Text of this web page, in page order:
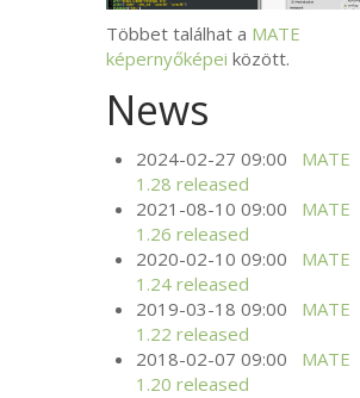
Többet találhat a MATE
képernyőképei között.
News
2024-02-27 09:00 MATE
1.28 released
2021-08-10 09:00 MATE
1.26 released
2020-02-10 09:00 MATE
1.24 released
2019-03-18 09:00 MATE
1.22 released
2018-02-07 09:00 MATE
1.20 released